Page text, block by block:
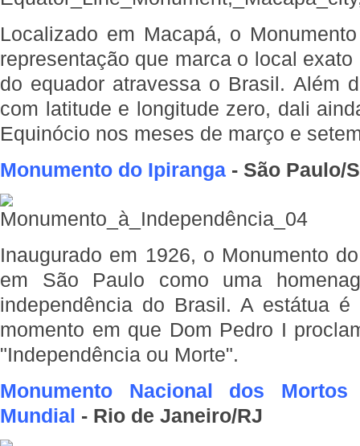
Localizado em Macapá, o
representação que marca o local
do equador atravessa o Brasil. Além
com latitude e longitude zero, dali
Equinócio nos meses de março e
Monumento do Ipiranga - São Paulo/
Inaugurado em 1926, o Monumento
em São Paulo como uma
independência do Brasil. A estátua é
momento em que Dom Pedro I
"Independência ou Morte".
Monumento Nacional dos
Mundial - Rio de Janeiro/RJ